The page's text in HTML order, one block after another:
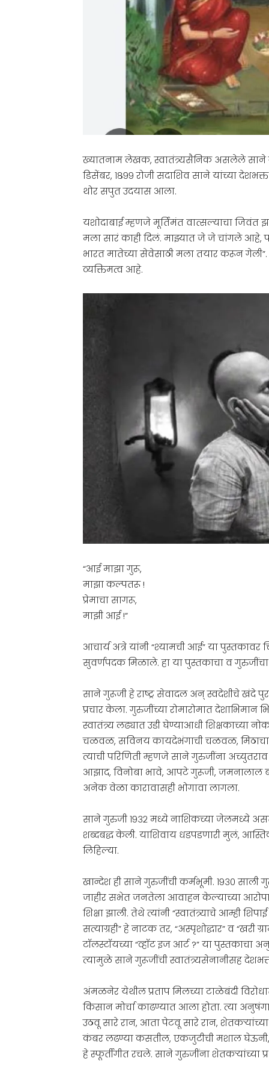
ख्यातनाम लेखक, स्वातंत्र्यसैनिक असलेले साने
डिसेंबर, १८९९ रोजी सदाशिव साने यांच्या
थोर सपुत उदयास आला.
यशोदाबाई म्हणजे मूर्तिमंत वात्सल्याचा जिवंत
मला सारं काही दिलं. माझ्यात जे जे चांगले आहे,
भारत मातेच्या सेवेसाठी मला तयार करून गेली”.
व्यक्तिमत्व आहे.
“आई माझा गुरू,
माझा कल्पतरू !
प्रेमाचा सागरू,
माझी आई !”
आचार्य अत्रे यांनी “श्यामची आई” या पुस्तकावर
सुवर्णपदक मिळाले. हा या पुस्तकाचा व गुरुजींचा
साने गुरूजी हे राष्ट्र सेवादल अन् स्वदेशीचे खंदे
प्रचार केला. गुरुजींच्या रोमारोमात देशाभिमान
स्वातंत्र्य लढ्यात उडी घेण्याआधी शिक्षकाच्या
चळवळ, सविनय कायदेभंगाची चळवळ, मिठाचा
त्याची परिणिती म्हणजे साने गुरुजींना
आझाद, विनोबा भावे, आपटे गुरूजी, जमनालाल
अनेक वेळा कारावासही भोगावा लागला.
साने गुरुजी १९३२ मध्ये नाशिकच्या जेलमध्ये
शब्दबद्ध केली. याशिवाय धडपडणारी मुलं,
लिहिल्या.
खान्देश ही साने गुरुजींची कर्मभूमी. १९३०
जाहीर सभेत जनतेला आवाहन केल्याच्या
शिक्षा झाली. तेथे त्यांनी “स्वातंत्र्याचे आम्ही
सत्याग्रही” हे नाटक तर, “अस्पृशोद्धार” व
टॉलस्टॉयच्या “व्हॉट इज आर्ट ?” या
त्यामुळे साने गुरूजींची स्वातंत्र्यसेनानीसह
अंमळनेर येथील प्रताप मिलच्या टाळेबंदी
किसान मोर्चा काढण्यात आला होता. त्या
उठवू सारे रान, आता पेटवू सारे रान,
कंबर लढण्या कसतील, एकजुटीची मशाल घेऊनी,
हे स्फूर्तीगीत रचले. साने गुरुजींना शेतकऱ्यांच्या